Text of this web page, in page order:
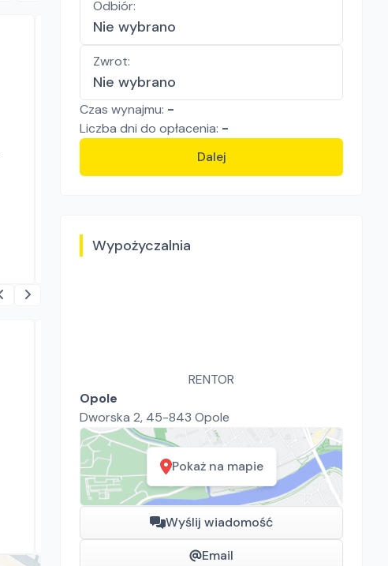
Odbiór:
Nie wybrano
Zwrot:
Nie wybrano
Czas wynajmu: -
Liczba dni do opłacenia: -
Dalej
Wypożyczalnia
RENTOR
Opole
Dworska 2, 45-843 Opole
Pokaż na mapie
Wyślij wiadomość
Email
TARBUD Karol Tarczyński
ZACISKARKA TECE TECE
Zaciskarki
Swarzędz
RENTOR
RIWALL KOX L9
Myjki ciśnieniowe
90.00zł/dzień